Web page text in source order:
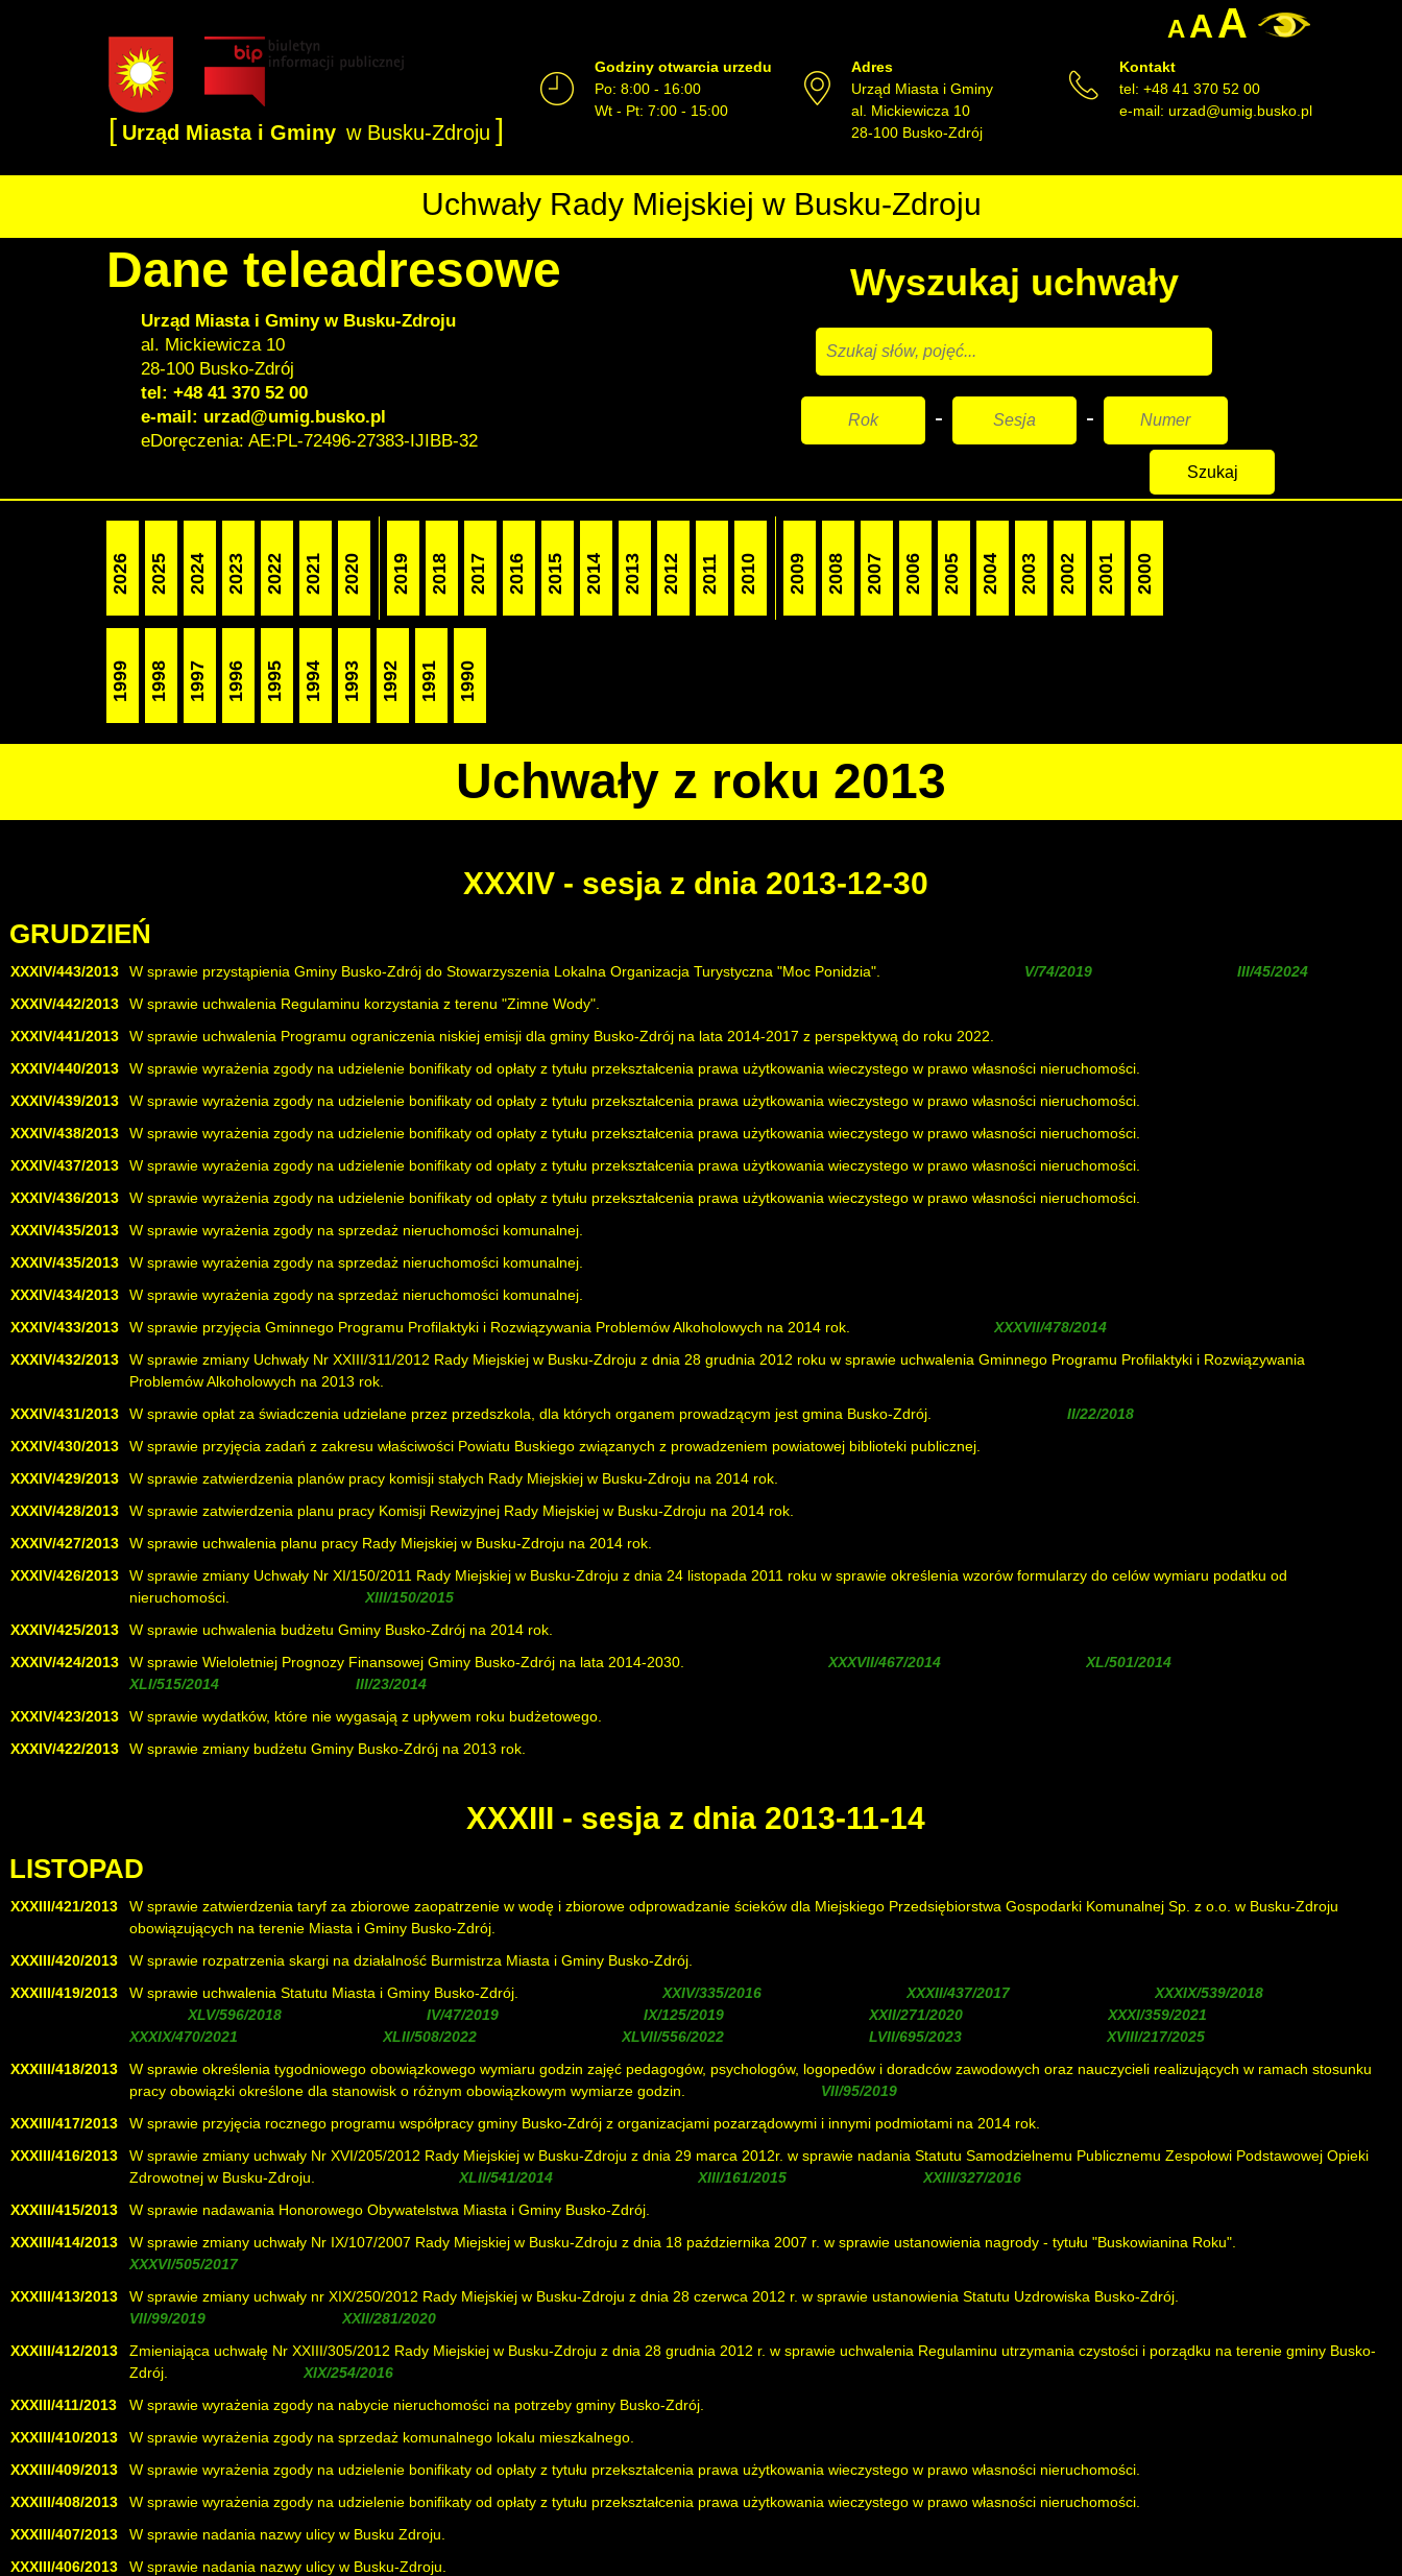
[ Urząd Miasta i Gminy w Busku-Zdroju ]
Godziny otwarcia urzedu
Po: 8:00 - 16:00
Wt - Pt: 7:00 - 15:00
Adres
Urząd Miasta i Gminy
al. Mickiewicza 10
28-100 Busko-Zdrój
AAA
Kontakt
tel: +48 41 370 52 00
e-mail:urzad@umig.busko.pl
Uchwały Rady Miejskiej w Busku-Zdroju
Dane teleadresowe
Urząd Miasta i Gminy w Busku-Zdroju
al. Mickiewicza 10
28-100 Busko-Zdrój
tel: +48 41 370 52 00
e-mail: urzad@umig.busko.pl
eDoręczenia: AE:PL-72496-27383-IJIBB-32
Wyszukaj uchwały
- -
2026 2025 2024 2023 2022 2021 2020 2019 2018 2017 2016 2015 2014 2013 2012 2011 2010 2009 2008 2007 2006 2005 2004 2003 2002 2001 2000
1999 1998 1997 1996 1995 1994 1993 1992 1991 1990
Uchwały z roku 2013
XXXIV - sesja z dnia 2013-12-30
GRUDZIEŃ
XXXIV/443/2013 W sprawie przystąpienia Gminy Busko-Zdrój do Stowarzyszenia Lokalna Organizacja Turystyczna "Moc Ponidzia".
XXXIV/442/2013
W sprawie uchwalenia Regulaminu korzystania z terenu "Zimne Wody".
XXXIV/441/2013
W sprawie uchwalenia Programu ograniczenia niskiej emisji dla gminy Busko-Zdrój na lata 2014-2017 z perspektywą do roku 2022.
XXXIV/440/2013
W sprawie wyrażenia zgody na udzielenie bonifikaty od opłaty z tytułu przekształcenia prawa użytkowania wieczystego w prawo własności nieruchomości.
XXXIV/439/2013
W sprawie wyrażenia zgody na udzielenie bonifikaty od opłaty z tytułu przekształcenia prawa użytkowania wieczystego w prawo własności nieruchomości.
XXXIV/438/2013
W sprawie wyrażenia zgody na udzielenie bonifikaty od opłaty z tytułu przekształcenia prawa użytkowania wieczystego w prawo własności nieruchomości.
XXXIV/437/2013
W sprawie wyrażenia zgody na udzielenie bonifikaty od opłaty z tytułu przekształcenia prawa użytkowania wieczystego w prawo własności nieruchomości.
XXXIV/436/2013
W sprawie wyrażenia zgody na udzielenie bonifikaty od opłaty z tytułu przekształcenia prawa użytkowania wieczystego w prawo własności nieruchomości.
XXXIV/435/2013
W sprawie wyrażenia zgody na sprzedaż nieruchomości komunalnej.
XXXIV/435/2013
W sprawie wyrażenia zgody na sprzedaż nieruchomości komunalnej.
XXXIV/434/2013
W sprawie wyrażenia zgody na sprzedaż nieruchomości komunalnej.
XXXIV/433/2013
W sprawie przyjęcia Gminnego Programu Profilaktyki i Rozwiązywania Problemów Alkoholowych na 2014 rok.
XXXIV/432/2013
W sprawie zmiany Uchwały Nr XXIII/311/2012 Rady Miejskiej w Busku-Zdroju z dnia 28 grudnia 2012 roku w sprawie uchwalenia Gminnego Programu Profilaktyki i Rozwiązywania
Problemów Alkoholowych na 2013 rok.
XXXIV/431/2013
W sprawie opłat za świadczenia udzielane przez przedszkola, dla których organem prowadzącym jest gmina Busko-Zdrój.
XXXIV/430/2013
W sprawie przyjęcia zadań z zakresu właściwości Powiatu Buskiego związanych z prowadzeniem powiatowej biblioteki publicznej.
XXXIV/429/2013
W sprawie zatwierdzenia planów pracy komisji stałych Rady Miejskiej w Busku-Zdroju na 2014 rok.
XXXIV/428/2013
W sprawie zatwierdzenia planu pracy Komisji Rewizyjnej Rady Miejskiej w Busku-Zdroju na 2014 rok.
XXXIV/427/2013
W sprawie uchwalenia planu pracy Rady Miejskiej w Busku-Zdroju na 2014 rok.
XXXIV/426/2013
W sprawie zmiany Uchwały Nr XI/150/2011 Rady Miejskiej w Busku-Zdroju z dnia 24 listopada 2011 roku w sprawie określenia wzorów formularzy do celów wymiaru podatku od
nieruchomości.
XXXIV/425/2013
W sprawie uchwalenia budżetu Gminy Busko-Zdrój na 2014 rok.
XXXIV/424/2013
W sprawie Wieloletniej Prognozy Finansowej Gminy Busko-Zdrój na lata 2014-2030.
XXXIV/423/2013
W sprawie wydatków, które nie wygasają z upływem roku budżetowego.
XXXIV/422/2013
W sprawie zmiany budżetu Gminy Busko-Zdrój na 2013 rok.
XXXIII - sesja z dnia 2013-11-14
LISTOPAD
XXXIII/421/2013
W sprawie zatwierdzenia taryf za zbiorowe zaopatrzenie w wodę i zbiorowe odprowadzanie ścieków dla Miejskiego Przedsiębiorstwa Gospodarki Komunalnej Sp. z o.o. w Busku-Zdroju
obowiązujących na terenie Miasta i Gminy Busko-Zdrój.
XXXIII/420/2013
W sprawie rozpatrzenia skargi na działalność Burmistrza Miasta i Gminy Busko-Zdrój.
XXXIII/419/2013
W sprawie uchwalenia Statutu Miasta i Gminy Busko-Zdrój.
XXXIII/418/2013
W sprawie określenia tygodniowego obowiązkowego wymiaru godzin zajęć pedagogów, psychologów, logopedów i doradców zawodowych oraz nauczycieli realizujących w ramach stosunku
pracy obowiązki określone dla stanowisk o różnym obowiązkowym wymiarze godzin.
XXXIII/417/2013
W sprawie przyjęcia rocznego programu współpracy gminy Busko-Zdrój z organizacjami pozarządowymi i innymi podmiotami na 2014 rok.
XXXIII/416/2013
W sprawie zmiany uchwały Nr XVI/205/2012 Rady Miejskiej w Busku-Zdroju z dnia 29 marca 2012r. w sprawie nadania Statutu Samodzielnemu Publicznemu Zespołowi Podstawowej Opieki
Zdrowotnej w Busku-Zdroju.
XXXIII/415/2013
W sprawie nadawania Honorowego Obywatelstwa Miasta i Gminy Busko-Zdrój.
XXXIII/414/2013
W sprawie zmiany uchwały Nr IX/107/2007 Rady Miejskiej w Busku-Zdroju z dnia 18 października 2007 r. w sprawie ustanowienia nagrody - tytułu "Buskowianina Roku".
XXXIII/413/2013
W sprawie zmiany uchwały nr XIX/250/2012 Rady Miejskiej w Busku-Zdroju z dnia 28 czerwca 2012 r. w sprawie ustanowienia Statutu Uzdrowiska Busko-Zdrój.
XXXIII/412/2013
Zmieniająca uchwałę Nr XXIII/305/2012 Rady Miejskiej w Busku-Zdroju z dnia 28 grudnia 2012 r. w sprawie uchwalenia Regulaminu utrzymania czystości i porządku na terenie gminy Busko-
Zdrój.
XXXIII/411/2013
W sprawie wyrażenia zgody na nabycie nieruchomości na potrzeby gminy Busko-Zdrój.
XXXIII/410/2013
W sprawie wyrażenia zgody na sprzedaż komunalnego lokalu mieszkalnego.
XXXIII/409/2013
W sprawie wyrażenia zgody na udzielenie bonifikaty od opłaty z tytułu przekształcenia prawa użytkowania wieczystego w prawo własności nieruchomości.
XXXIII/408/2013
W sprawie wyrażenia zgody na udzielenie bonifikaty od opłaty z tytułu przekształcenia prawa użytkowania wieczystego w prawo własności nieruchomości.
XXXIII/407/2013
W sprawie nadania nazwy ulicy w Busku Zdroju.
XXXIII/406/2013
W sprawie nadania nazwy ulicy w Busku-Zdroju.